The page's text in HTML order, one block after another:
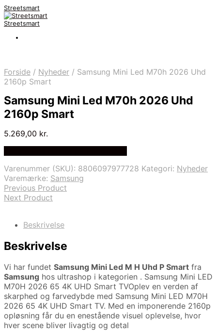
Streetsmart
Streetsmart
Forside / Nyheder / Samsung Mini Led M70h 2026 Uhd
2160p Smart
Samsung Mini Led M70h 2026 Uhd
2160p Smart
5.269,00 kr.
Varenummer (SKU): 8806097977728 Kategori: Nyheder
Varemærke: Samsung
Previous Product
Next Product
Beskrivelse
Beskrivelse
Vi har fundet Samsung Mini Led M H Uhd P Smart fra
Samsung hos ultrashop i kategorien . Samsung Mini LED
M70H 2026 65 4K UHD Smart TVOplev en verden af
skarphed og farvedybde med Samsung Mini LED M70H
2026 65 4K UHD Smart TV. Med en imponerende 2160p
opløsning får du en enestående visuel oplevelse, hvor
hver scene bliver livagtig og detal